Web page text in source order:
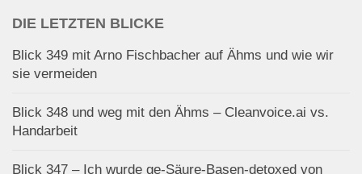
DIE LETZTEN BLICKE
Blick 349 mit Arno Fischbacher auf Ähms und wie wir
sie vermeiden
Blick 348 und weg mit den Ähms – Cleanvoice.ai vs.
Handarbeit
Blick 347 – Ich wurde ge-Säure-Basen-detoxed von